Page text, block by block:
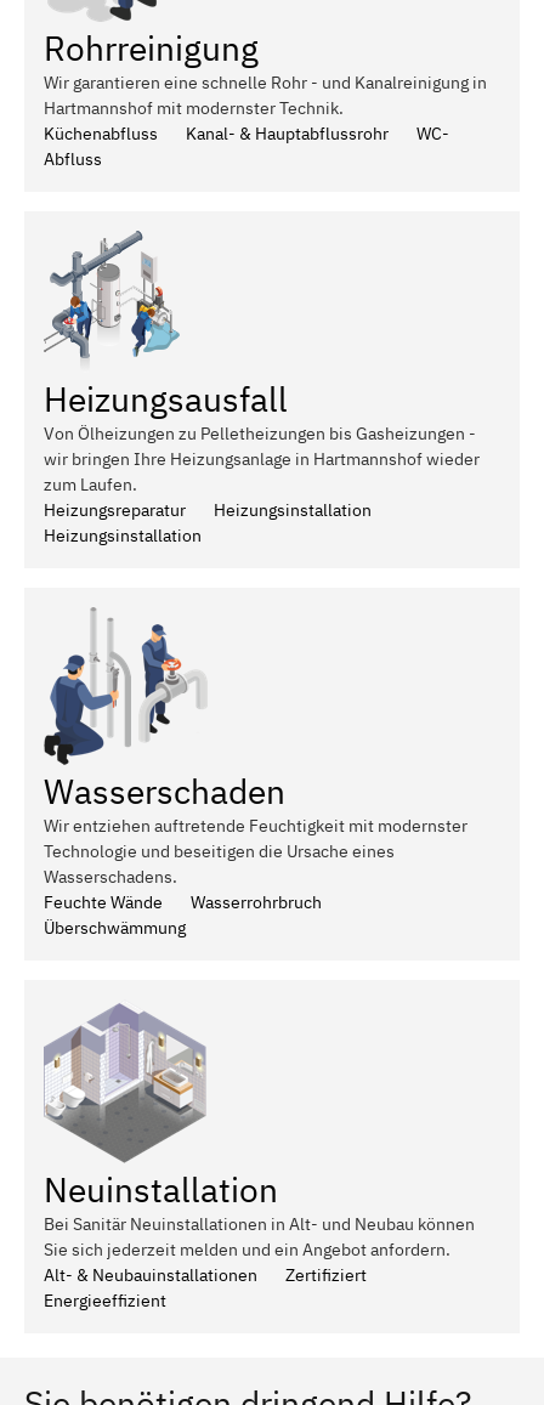
Rohrreinigung
Wir garantieren eine schnelle Rohr - und Kanalreinigung in
Hartmannshof mit modernster Technik.
Küchenabfluss
Kanal- & Hauptabflussrohr
WC-
Abfluss
Heizungsausfall
Von Ölheizungen zu Pelletheizungen bis Gasheizungen -
wir bringen Ihre Heizungsanlage in Hartmannshof wieder
zum Laufen.
Heizungsreparatur
Heizungsinstallation
Heizungsinstallation
Wasserschaden
Wir entziehen auftretende Feuchtigkeit mit modernster
Technologie und beseitigen die Ursache eines
Wasserschadens.
Feuchte Wände
Wasserrohrbruch
Überschwämmung
Neuinstallation
Bei Sanitär Neuinstallationen in Alt- und Neubau können
Sie sich jederzeit melden und ein Angebot anfordern.
Alt- & Neubauinstallationen
Zertifiziert
Energieeffizient